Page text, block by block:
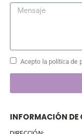
Acepto la política de
INFORMACIÓN